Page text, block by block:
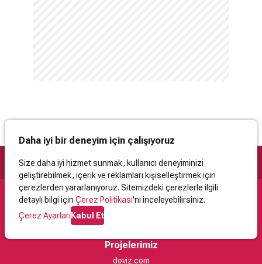
Daha iyi bir deneyim için çalışıyoruz
Size daha iyi hizmet sunmak, kullanıcı deneyiminizi
geliştirebilmek, içerik ve reklamları kişiselleştirmek için
çerezlerden yararlanıyoruz. Sitemizdeki çerezlerle ilgili
detaylı bilgi için Çerez Politikası'nı inceleyebilirsiniz.
Çerez AyarlarıKabul Et
Destek
İletişimYardımKullanıcı Sözleşmesi
Projelerimiz
doviz.com